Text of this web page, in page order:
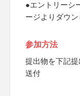
●エントリーシ
ージよりダウン
参加方法
提出物を下記
送付